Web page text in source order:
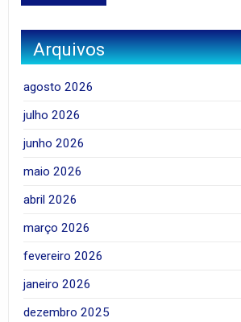
Arquivos
agosto 2026
julho 2026
junho 2026
maio 2026
abril 2026
março 2026
fevereiro 2026
janeiro 2026
dezembro 2025